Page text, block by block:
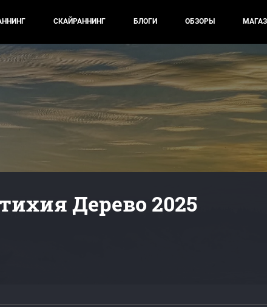
СКАЙРАННИНГ БЛОГИ ОБЗОРЫ
Дерево 2025